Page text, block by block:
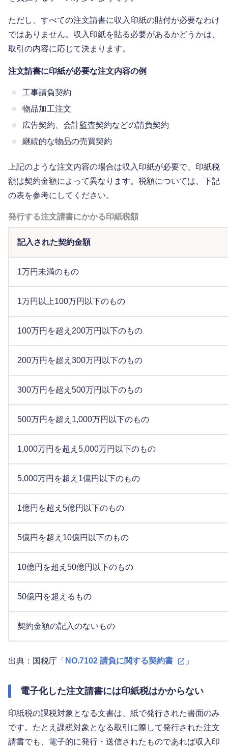
ただし、すべての注文請書に収入印紙の貼付が必要なわけ
ではありません。収入印紙を貼る必要があるかどうかは、
取引の内容に応じて決まります。
注文請書に印紙が必要な注文内容の例
工事請負契約
物品加工注文
広告契約、会計監査契約などの請負契約
継続的な物品の売買契約
上記のような注文内容の場合は収入印紙が必要で、印紙税
額は契約金額によって異なります。税額については、下記
の表を参考にしてください。
発行する注文請書にかかる印紙税額
記入された契約金額
1万円未満のもの
1万円以上100万円以下のもの
100万円を超え200万円以下のもの
200万円を超え300万円以下のもの
300万円を超え500万円以下のもの
500万円を超え1,000万円以下のもの
1,000万円を超え5,000万円以下のもの
5,000万円を超え1億円以下のもの
1億円を超え5億円以下のもの
5億円を超え10億円以下のもの
10億円を超え50億円以下のもの
50億円を超えるもの
契約金額の記入のないもの
出典：国税庁「 NO.7102 請負に関する契約書 」
電子化した注文請書には印紙税はかからない
印紙税の課税対象となる文書は、紙で発行された書面のみ
です。たとえ課税対象となる取引に際して発行された注文
請書でも、電子的に発行・送信されたものであれば収入印